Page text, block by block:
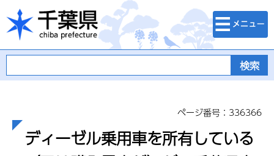
千葉県
検索・メニュ
ー
ページ番号：336366
ディーゼル乗用車を所有している